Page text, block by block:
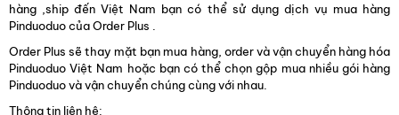
hàng ,ship đến Việt Nam bạn có thể sử dụng dịch vụ mua hàng
Pinduoduo của Order Plus .
Order Plus sẽ thay mặt bạn mua hàng, order và vận chuyển hàng hóa
Pinduoduo Việt Nam hoặc bạn có thể chọn gộp mua nhiều gói hàng
Pinduoduo và vận chuyển chúng cùng với nhau.
Thông tin liên hệ: